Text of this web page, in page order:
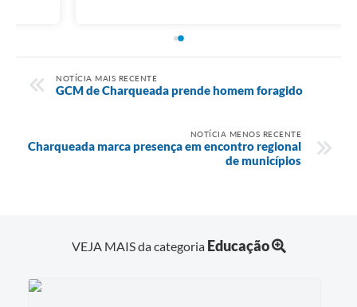
NOTÍCIA MAIS RECENTE
GCM de Charqueada prende homem foragido
NOTÍCIA MENOS RECENTE
Charqueada marca presença em encontro regional
de municípios
VEJA MAIS da categoria Educação